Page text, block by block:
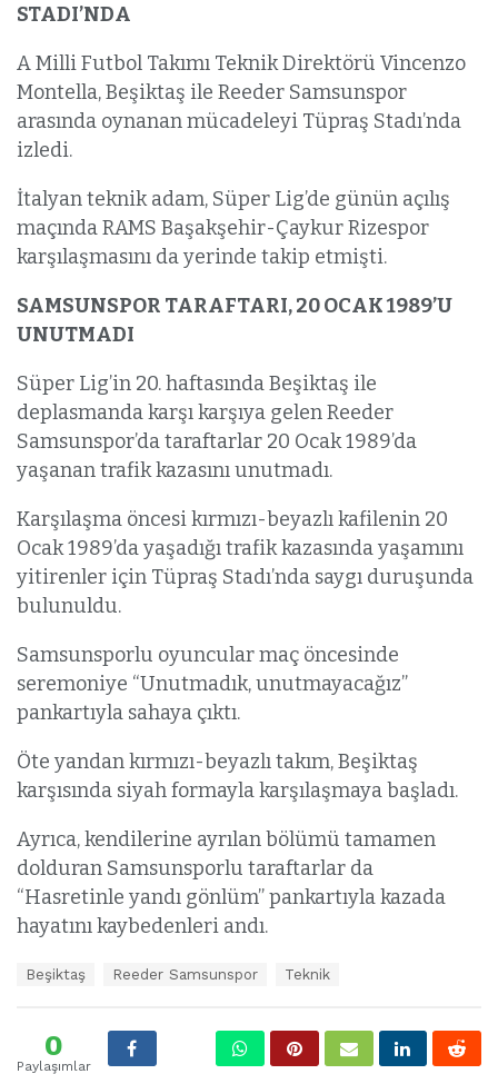
STADI’NDA
A Milli Futbol Takımı Teknik Direktörü Vincenzo
Montella, Beşiktaş ile Reeder Samsunspor
arasında oynanan mücadeleyi Tüpraş Stadı’nda
izledi.
İtalyan teknik adam, Süper Lig’de günün açılış
maçında RAMS Başakşehir-Çaykur Rizespor
karşılaşmasını da yerinde takip etmişti.
SAMSUNSPOR TARAFTARI, 20 OCAK 1989’U
UNUTMADI
Süper Lig’in 20. haftasında Beşiktaş ile
deplasmanda karşı karşıya gelen Reeder
Samsunspor’da taraftarlar 20 Ocak 1989’da
yaşanan trafik kazasını unutmadı.
Karşılaşma öncesi kırmızı-beyazlı kafilenin 20
Ocak 1989’da yaşadığı trafik kazasında yaşamını
yitirenler için Tüpraş Stadı’nda saygı duruşunda
bulunuldu.
Samsunsporlu oyuncular maç öncesinde
seremoniye “Unutmadık, unutmayacağız”
pankartıyla sahaya çıktı.
Öte yandan kırmızı-beyazlı takım, Beşiktaş
karşısında siyah formayla karşılaşmaya başladı.
Ayrıca, kendilerine ayrılan bölümü tamamen
dolduran Samsunsporlu taraftarlar da
“Hasretinle yandı gönlüm” pankartıyla kazada
hayatını kaybedenleri andı.
Beşiktaş Reeder Samsunspor Teknik
0
Paylaşımlar